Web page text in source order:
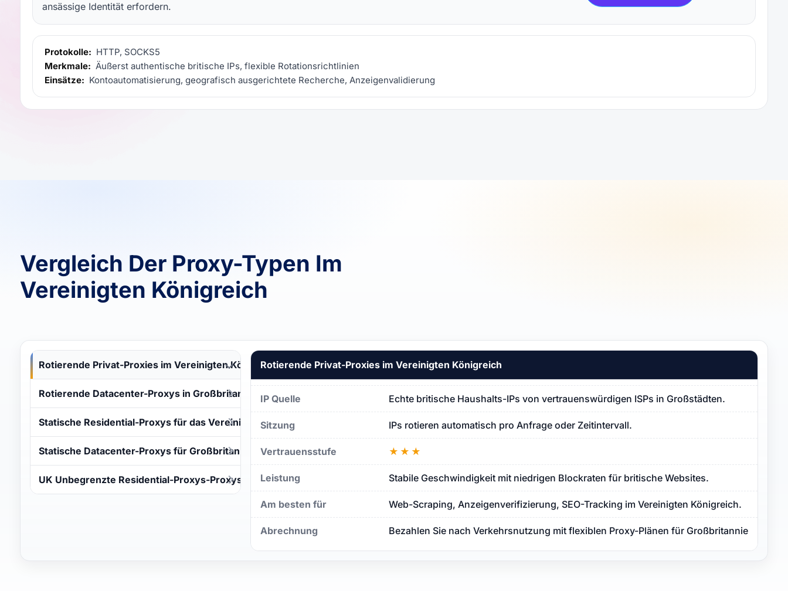
ansässige Identität erfordern.
Protokolle: HTTP, SOCKS5
Merkmale: Äußerst authentische britische IPs, flexible Rotationsrichtlinien
Einsätze: Kontoautomatisierung, geografisch ausgerichtete Recherche, Anzeigenvalidierung
Vergleich Der Proxy-Typen Im
Vereinigten Königreich
Rotierende Privat-Proxies im Vereinigten Königreich
Rotierende Datacenter-Proxys in Großbritannien
Statische Residential-Proxys für das Vereinigte Königreich
Statische Datacenter-Proxys für Großbritannien
UK Unbegrenzte Residential-Proxys-Proxys
Rotierende Privat-Proxies im Vereinigten Königreich
IP Quelle Echte britische Haushalts-IPs von vertrauenswürdigen ISPs in Großstädten.
Sitzung IPs rotieren automatisch pro Anfrage oder Zeitintervall.
Vertrauensstufe ★★★
Leistung Stabile Geschwindigkeit mit niedrigen Blockraten für britische Websites.
Am besten für Web-Scraping, Anzeigenverifizierung, SEO-Tracking im Vereinigten Königreich.
Abrechnung Bezahlen Sie nach Verkehrsnutzung mit flexiblen Proxy-Plänen für Großbritannien.